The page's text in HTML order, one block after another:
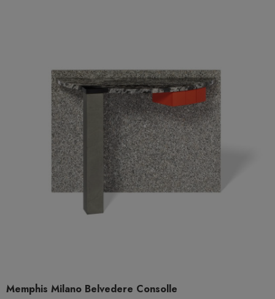
Memphis Milano Belvedere Consolle